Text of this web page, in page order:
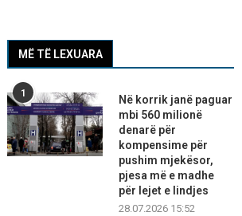
MË TË LEXUARA
1
Në korrik janë paguar
mbi 560 milionë
denarë për
kompensime për
pushim mjekësor,
pjesa më e madhe
për lejet e lindjes
28.07.2026 15:52